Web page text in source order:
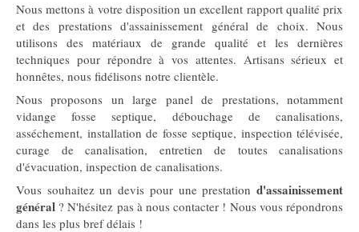
Nous mettons à votre disposition un excellent rapport qualité prix
et des prestations d'assainissement général de choix. Nous
utilisons des matériaux de grande qualité et les dernières
techniques pour répondre à vos attentes. Artisans sérieux et
honnêtes, nous fidélisons notre clientèle.
Nous proposons un large panel de prestations, notamment
vidange fosse septique, débouchage de canalisations,
asséchement, installation de fosse septique, inspection télévisée,
curage de canalisation, entretien de toutes canalisations
d'évacuation, inspection de canalisations.
Vous souhaitez un devis pour une prestation d'assainissement
général ? N'hésitez pas à nous contacter ! Nous vous répondrons
dans les plus bref délais !